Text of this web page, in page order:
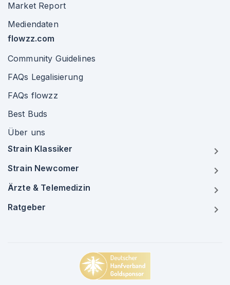
Market Report
Mediendaten
flowzz.com
Community Guidelines
FAQs Legalisierung
FAQs flowzz
Best Buds
Über uns
Strain Klassiker
Strain Newcomer
Ärzte & Telemedizin
Ratgeber